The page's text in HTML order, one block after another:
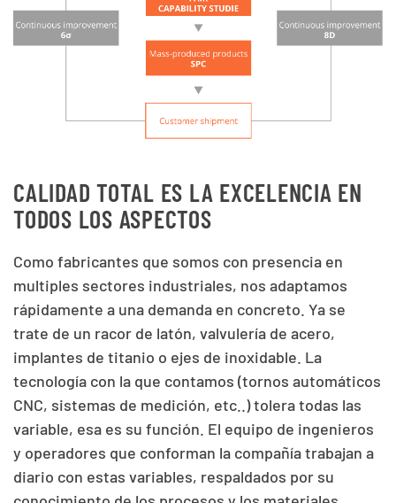
CALIDAD TOTAL ES LA EXCELENCIA EN
TODOS LOS ASPECTOS
Como fabricantes que somos con presencia en
multiples sectores industriales, nos adaptamos
rápidamente a una demanda en concreto. Ya se
trate de un racor de latón, valvulería de acero,
implantes de titanio o ejes de inoxidable. La
tecnología con la que contamos (tornos automáticos
CNC, sistemas de medición, etc..) tolera todas las
variable, esa es su función. El equipo de ingenieros
y operadores que conforman la compañía trabajan a
diario con estas variables, respaldados por su